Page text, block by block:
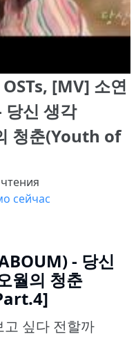
[MV] 소연
신 생각
청춘(Youth of
сейчас
- 당신
월의 청춘
고 싶다 전할까